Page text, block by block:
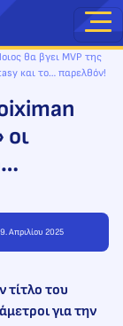
θα βγει MVP της
και το… παρελθόν!
οι
Απριλίου 2025
τίτλο του
για την